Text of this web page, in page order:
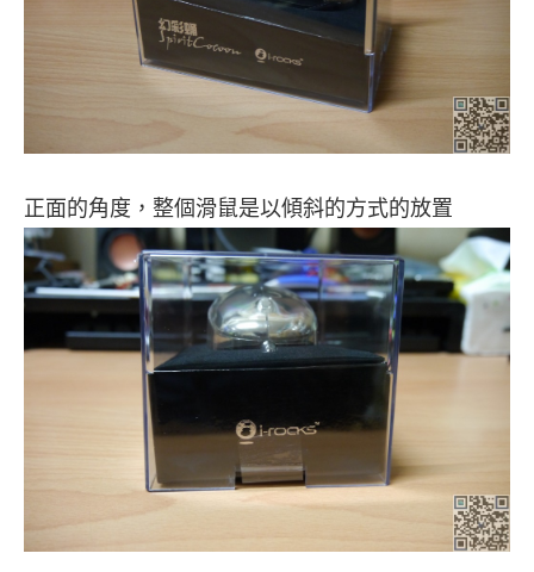
正面的角度，整個滑鼠是以傾斜的方式的放置